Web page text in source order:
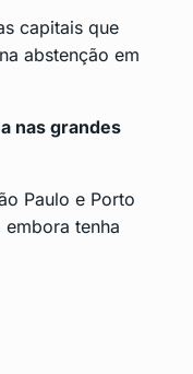
capitais que
abstenção em
nas grandes
Paulo e Porto
tenha